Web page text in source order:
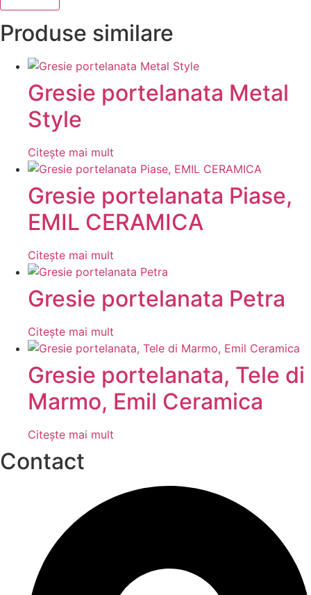
Produse similare
Gresie portelanata Metal
Style
Citește mai mult
Gresie portelanata Piase,
EMIL CERAMICA
Citește mai mult
Gresie portelanata Petra
Citește mai mult
Gresie portelanata, Tele di
Marmo, Emil Ceramica
Citește mai mult
Contact